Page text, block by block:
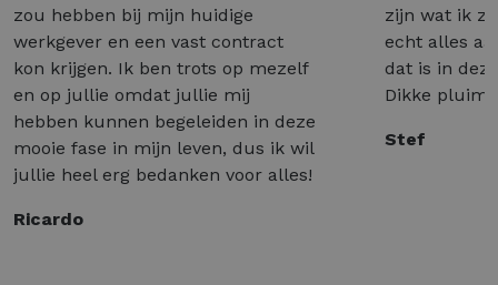
zou hebben bij mijn huidige
werkgever en een vast contract
kon krijgen. Ik ben trots op mezelf
en op jullie omdat jullie mij
hebben kunnen begeleiden in deze
mooie fase in mijn leven, dus ik wil
jullie heel erg bedanken voor alles!
Ricardo
zijn wat ik
echt alles
dat is in
Dikke pluim
Stef